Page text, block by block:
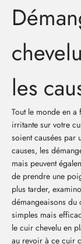
les
Tout le monde en
irritante sur votre
soient causées par
causes, les
mais peuvent
de prendre une
plus tarder,
démangeaisons du
simples mais
le cuir chevelu en
au revoir à ce cuir